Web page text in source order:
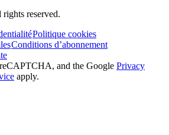
reserved.
Politique cookies
Conditions d’abonnement
and the Google Privacy
apply.